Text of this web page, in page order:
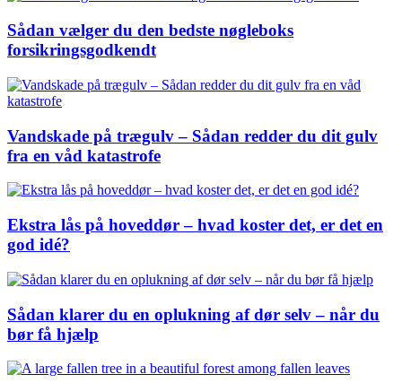
Sådan vælger du den bedste nøgleboks
forsikringsgodkendt
Vandskade på trægulv – Sådan redder du dit gulv
fra en våd katastrofe
Ekstra lås på hoveddør – hvad koster det, er det en
god idé?
Sådan klarer du en oplukning af dør selv – når du
bør få hjælp